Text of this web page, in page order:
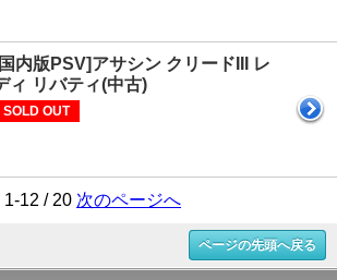
内版PSV]アサシン クリードIII レ
ィ リバティ(中古)
SOLD OUT
1-12 / 20 次のページへ
ページの先頭へ戻る